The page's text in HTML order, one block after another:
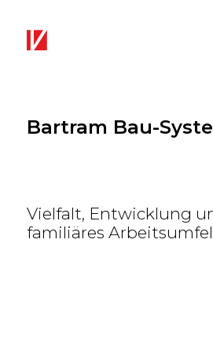
Bartram Bau-
Vielfalt, Entwicklung
familiäres